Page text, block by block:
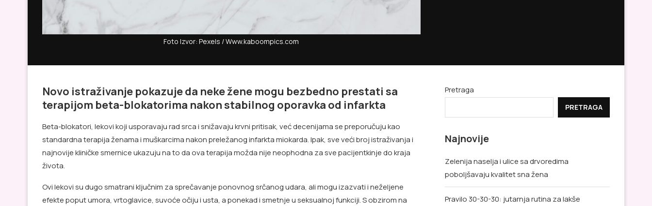
Foto Izvor: Pexels / Www.kaboompics.com
Novo istraživanje pokazuje da neke žene mogu bezbedno prestati sa
terapijom beta-blokatorima nakon stabilnog oporavka od infarkta
Beta-blokatori, lekovi koji usporavaju rad srca i snižavaju krvni pritisak, već decenijama se preporučuju kao
standardna terapija ženama i muškarcima nakon preležanog infarkta miokarda. Ipak, sve veći broj istraživanja i
najnovije kliničke smernice ukazuju na to da ova terapija možda nije neophodna za sve pacijentkinje do kraja
života.
Ovi lekovi su dugo smatrani ključnim za sprečavanje ponovnog srčanog udara, ali mogu izazvati i neželjene
efekte poput umora, vrtoglavice, suvoće očiju i usta, a ponekad i smetnje u seksualnoj funkciji. S obzirom na
Pretraga
PRETRAGA
Najnovije
Zelenija naselja i ulice sa drvoredima
poboljšavaju kvalitet sna žena
Pravilo 30-30-30: jutarnja rutina za lakše